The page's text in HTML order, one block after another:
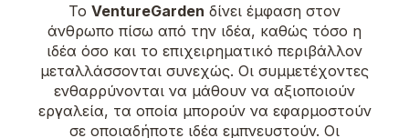
Το VentureGarden δίνει έμφαση στον
άνθρωπο πίσω από την ιδέα, καθώς τόσο η
ιδέα όσο και το επιχειρηματικό περιβάλλον
μεταλλάσσονται συνεχώς. Οι συμμετέχοντες
ενθαρρύνονται να μάθουν να αξιοποιούν
εργαλεία, τα οποία μπορούν να εφαρμοστούν
σε οποιαδήποτε ιδέα εμπνευστούν. Οι